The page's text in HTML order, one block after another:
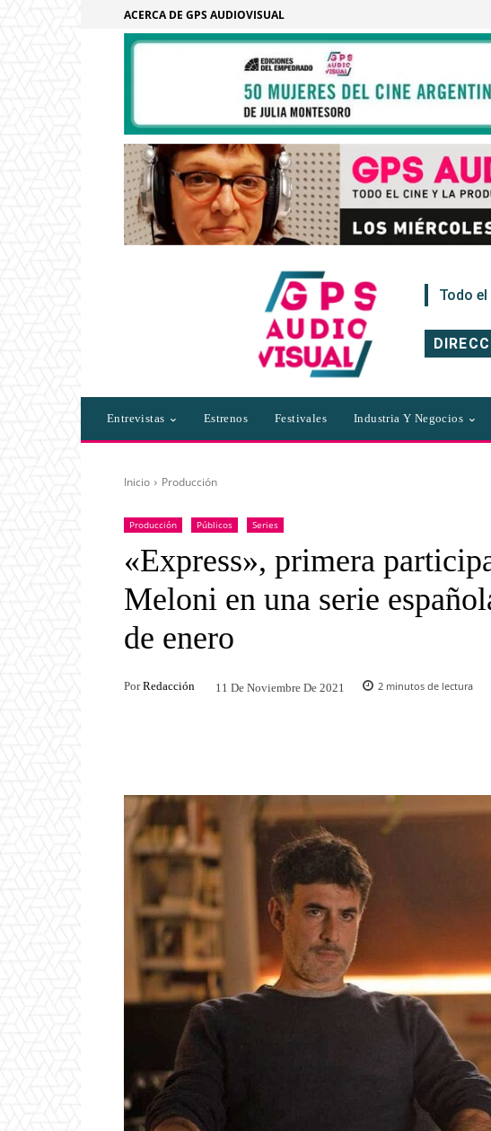
ACERCA DE GPS AUDIOVISUAL
Todo
Entrevistas Estrenos Festivales Industria Y Negocios
Inicio Producción
Producción Públicos Series
«Express», primera
Meloni en una serie
de enero
Por Redacción 11 De Noviembre De 2021 2 minutos de lectura